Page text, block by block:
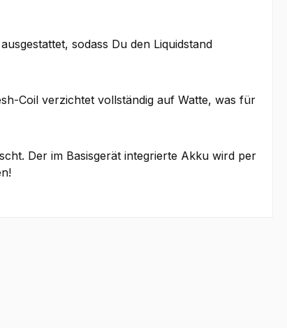
sodass Du den Liquidstand
Coil verzichtet vollständig auf Watte, was für
Der im Basisgerät integrierte Akku wird per